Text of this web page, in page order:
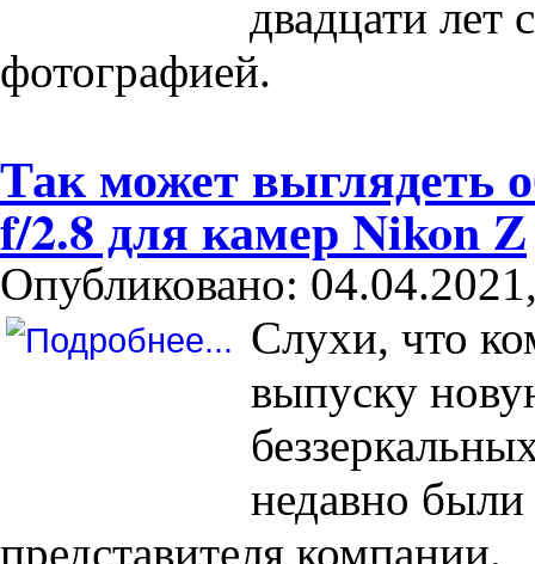
двадцати лет
фотографией.
Так может выглядеть
f/2.8 для камер Nikon Z
Опубликовано:
Слухи, что
выпуску
недавно
представителя компании.